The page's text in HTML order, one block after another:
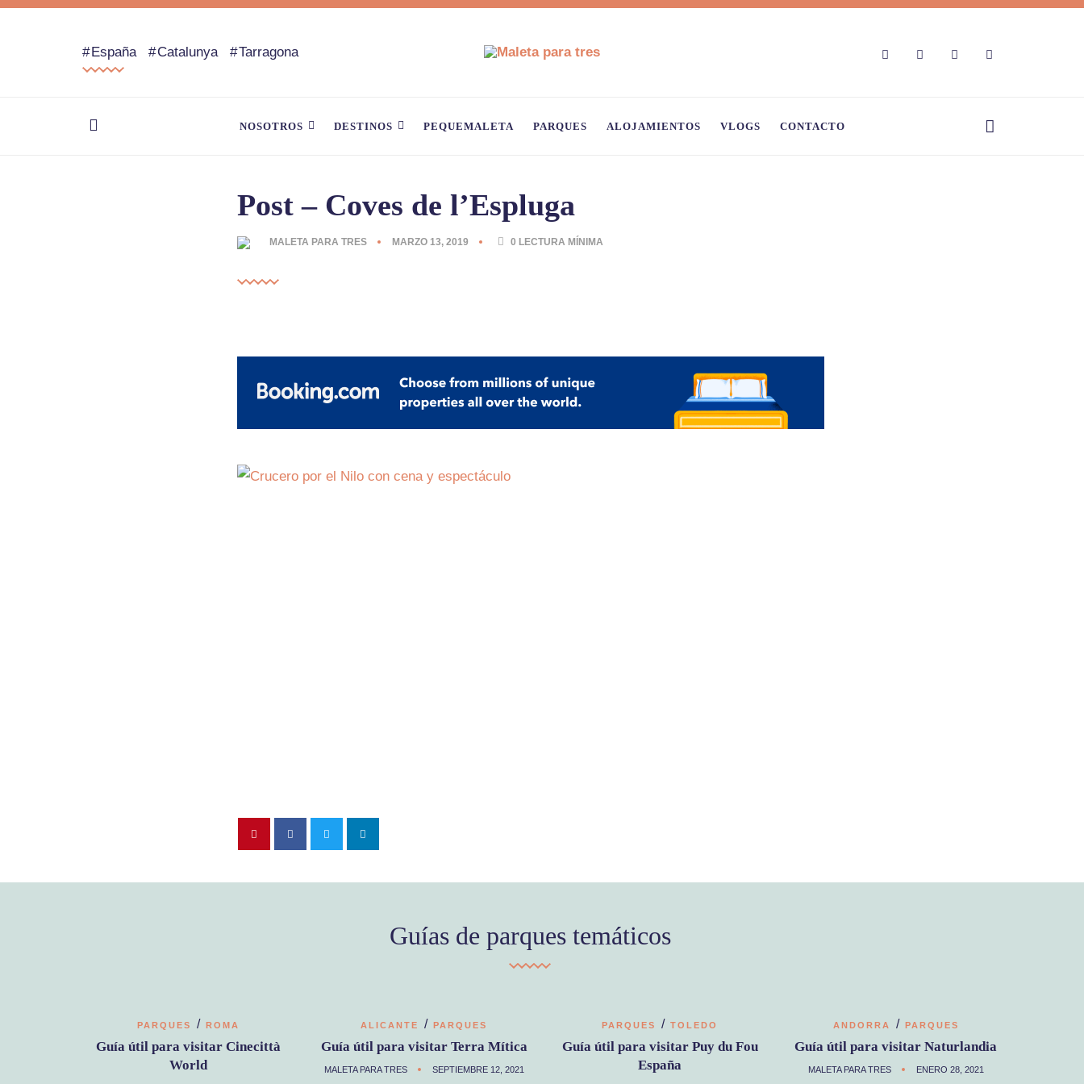
España Catalunya Tarragona
NOSOTROS DESTINOS PEQUEMALETA PARQUES ALOJAMIENTOS VLOGS CONTACTO
Post – Coves de l’Espluga
MALETA PARA TRES MARZO 13, 2019 0 LECTURA MÍNIMA
Guías de parques temáticos
PARQUES / ROMA
Guía útil para visitar Cinecittà
World
ALICANTE / PARQUES
Guía útil para visitar Terra Mítica
MALETA PARA TRES SEPTIEMBRE 12, 2021
PARQUES / TOLEDO
Guía útil para visitar Puy du Fou
España
ANDORRA / PARQUES
Guía útil para visitar Naturlandia
MALETA PARA TRES ENERO 28, 2021